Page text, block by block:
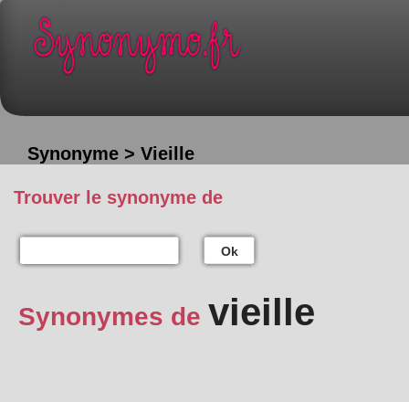
Synonyme > Vieille
Trouver le synonyme de
Ok
Synonymes de vieille